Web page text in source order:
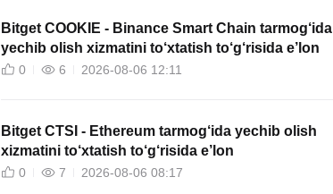
Bitget COOKIE - Binance Smart Chain tarmog‘ida
yechib olish xizmatini to‘xtatish to‘g‘risida e’lon
0 6 2026-08-06 12:11
Bitget CTSI - Ethereum tarmog‘ida yechib olish
xizmatini to‘xtatish to‘g‘risida e’lon
0 7 2026-08-06 08:17